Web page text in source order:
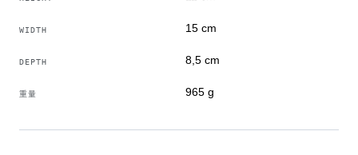
我们将以极高的包装标准保护物件。物品将使用防护材料
并提供可追踪编码。
WIDTH 15 cm
DEPTH 8,5 cm
重量 965 g